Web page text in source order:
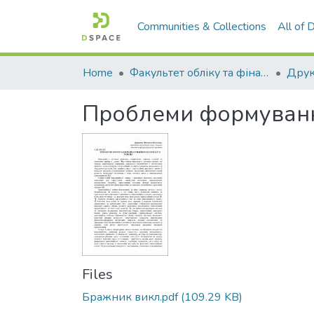
Communities & Collections All of
Home Факультет обліку та фінансів
Проблеми
Files
Бражник викл.pdf(109.29 KB)